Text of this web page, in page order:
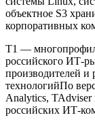
объектное S3
корпоративных
Т1 —
российского ИТ-
производителей и
технологийПо
Analytics,
российских ИТ-